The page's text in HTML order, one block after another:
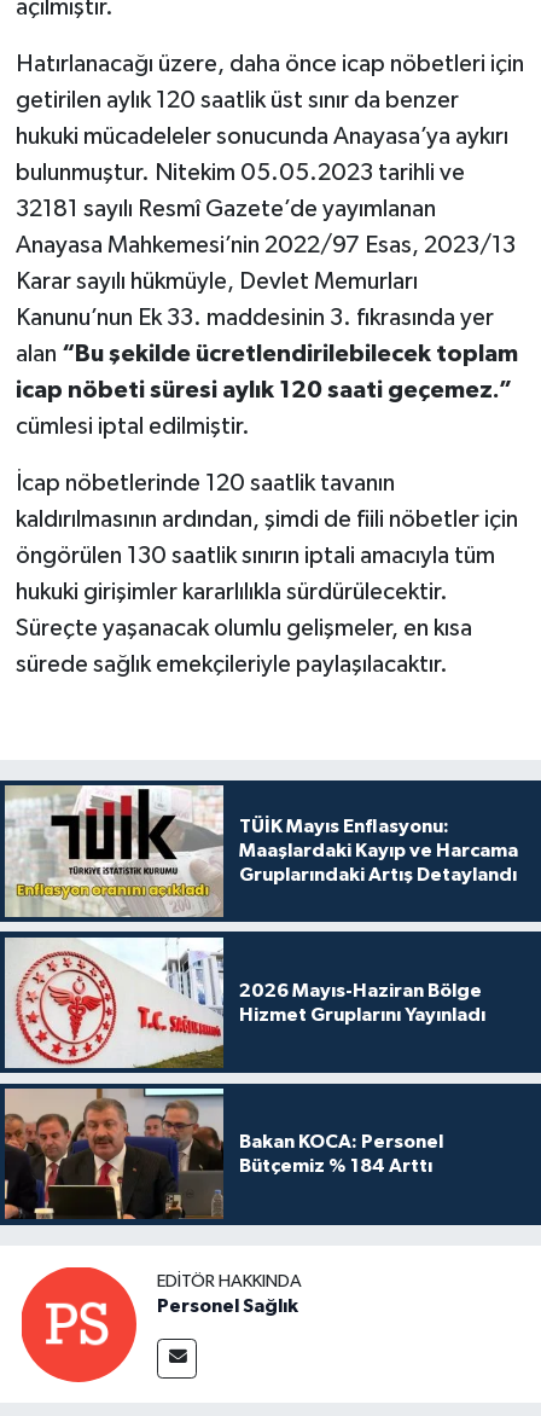
açılmıştır.
Hatırlanacağı üzere, daha önce icap nöbetleri için
getirilen aylık 120 saatlik üst sınır da benzer
hukuki mücadeleler sonucunda Anayasa’ya aykırı
bulunmuştur. Nitekim 05.05.2023 tarihli ve
32181 sayılı Resmî Gazete’de yayımlanan
Anayasa Mahkemesi’nin 2022/97 Esas, 2023/13
Karar sayılı hükmüyle, Devlet Memurları
Kanunu’nun Ek 33. maddesinin 3. fıkrasında yer
alan “Bu şekilde ücretlendirilebilecek toplam
icap nöbeti süresi aylık 120 saati geçemez.”
cümlesi iptal edilmiştir.
İcap nöbetlerinde 120 saatlik tavanın
kaldırılmasının ardından, şimdi de fiili nöbetler için
öngörülen 130 saatlik sınırın iptali amacıyla tüm
hukuki girişimler kararlılıkla sürdürülecektir.
Süreçte yaşanacak olumlu gelişmeler, en kısa
sürede sağlık emekçileriyle paylaşılacaktır.
TÜİK Mayıs Enflasyonu:
Maaşlardaki Kayıp ve Harcama
Gruplarındaki Artış Detaylandı
2026 Mayıs-Haziran Bölge
Hizmet Gruplarını Yayınladı
Bakan KOCA: Personel
Bütçemiz % 184 Arttı
EDITÖR HAKKINDA
Personel Sağlık